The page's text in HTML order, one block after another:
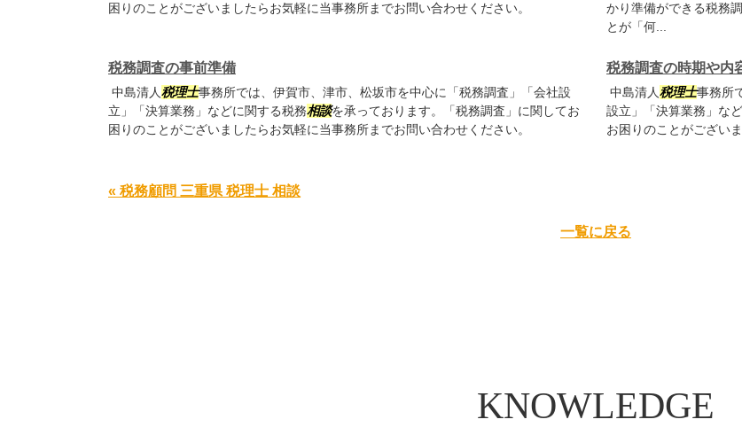
困りのことがございましたらお気軽に当事務所までお問い合わせください。
かり準備ができる税務
とが「何...
税務調査の事前準備
中島清人税理士事務所では、伊賀市、津市、松坂市を中心に「税務調査」「会社設
立」「決算業務」などに関する税務相談を承っております。「税務調査」に関してお
困りのことがございましたらお気軽に当事務所までお問い合わせください。
税務調査の時期や内
中島清人税理士事務所
設立」「決算業務」な
お困りのことがござい
« 税務顧問 三重県 税理士 相談
一覧に戻る
KNOWLEDGE